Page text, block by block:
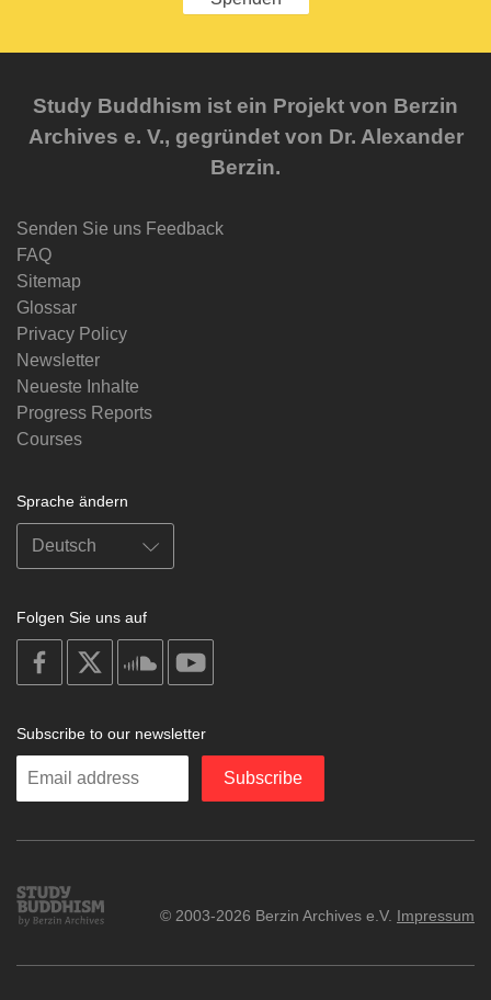
Study Buddhism ist ein Projekt von Berzin
Archives e. V., gegründet von Dr. Alexander
Berzin.
Senden Sie uns Feedback
FAQ
Sitemap
Glossar
Privacy Policy
Newsletter
Neueste Inhalte
Progress Reports
Courses
Sprache ändern
Folgen Sie uns auf
on
facebook
soundcloud
Subscribe to our newsletter
Enter
Subscribe
Study
Buddhism
© 2003-2026 Berzin Archives e.V. Impressum